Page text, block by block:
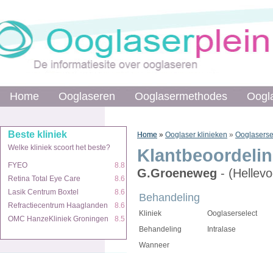
Home Ooglaseren Ooglasermethodes
Beste kliniek
Welke kliniek scoort het beste?
FYEO
8.8
Retina Total Eye Care
8.6
Lasik Centrum Boxtel
8.6
Refractiecentrum Haaglanden
8.6
OMC HanzeKliniek Groningen
8.5
Home »
Home Ooglaseren Ooglasermethodes
Beste kliniek
Welke kliniek scoort het beste?
FYEO
8.8
Retina Total Eye Care
8.6
Lasik Centrum Boxtel
8.6
Refractiecentrum Haaglanden
8.6
OMC HanzeKliniek Groningen
8.5
Home » Ooglaser klinieken »
G.Groeneweg -
Behandeling
Kliniek
Ooglaserselect
Behandeling
Intralase
Wanneer